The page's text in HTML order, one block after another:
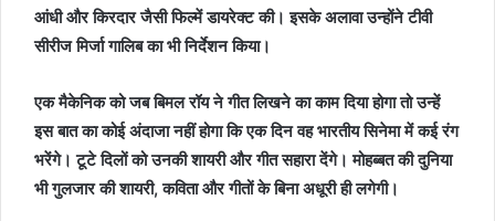
आंधी और किरदार जैसी फिल्में डायरेक्ट की। इसके अलावा उन्होंने टीवी
सीरीज मिर्जा गालिब का भी निर्देशन किया।
एक मैकेनिक को जब बिमल रॉय ने गीत लिखने का काम दिया होगा तो उन्हें
इस बात का कोई अंदाजा नहीं होगा कि एक दिन वह भारतीय सिनेमा में कई रंग
भरेंगे। टूटे दिलों को उनकी शायरी और गीत सहारा देंगे। मोहब्बत की दुनिया
भी गुलजार की शायरी, कविता और गीतों के बिना अधूरी ही लगेगी।